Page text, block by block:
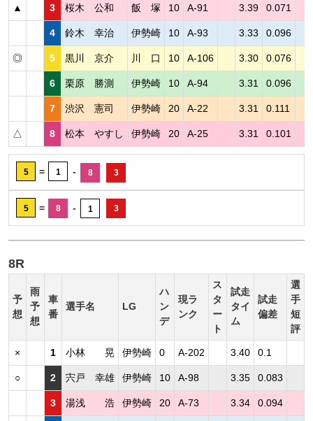
▲ 3 桜木 公和 飯 塚 10 A-91 3.39 0.071
4 鈴木 幸治 伊勢崎 10 A-93 3.33 0.096
◎ 5 黒川 京介 川 口 10 A-106 3.30 0.076
6 栗原 勝測 伊勢崎 10 A-94 3.31 0.096
7 渋沢 憲司 伊勢崎 20 A-22 3.31 0.111
△ 8 松本 やすし 伊勢崎 20 A-25 3.31 0.101
5 = 1 - 8 3
5 = 8 - 1 3
8R
予
想
雨
予
想
車
番
選手名 LG
ハ
ン
デ
現ラ
ンク
ス
タ
ー
ト
試走
タイ
ム
試走
偏差
選
手
短
評
× 1 小林 晃 伊勢崎 0 A-202 3.40 0.1
○ 2 宍戸 幸雄 伊勢崎 10 A-98 3.35 0.083
3 湯浅 浩 伊勢崎 20 A-73 3.34 0.094